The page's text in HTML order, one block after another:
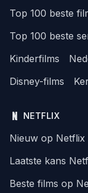
Top 100 beste
Top 100 beste
Kinderfilms
Disney-films
NETFLIX
Nieuw op Netflix
Laatste kans
Beste films op